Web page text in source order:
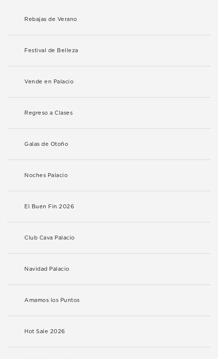
Rebajas de Verano
Festival de Belleza
Vende en Palacio
Regreso a Clases
Galas de Otoño
Noches Palacio
El Buen Fin 2026
Club Cava Palacio
Navidad Palacio
Amamos los Puntos
Hot Sale 2026